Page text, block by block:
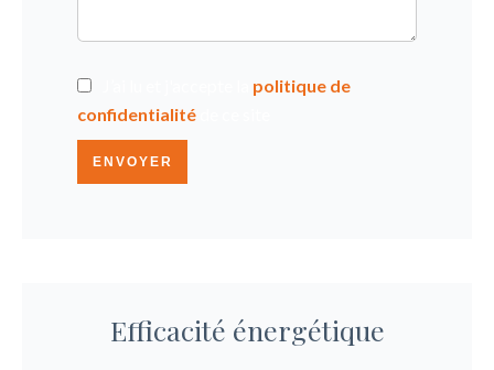
politique de
confidentialité
ENVOYER
Efficacité énergétique